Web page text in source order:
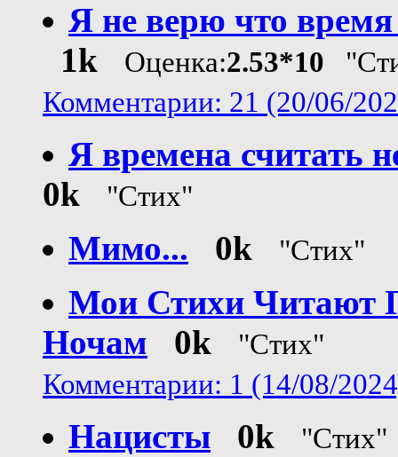
Я не верю что время
1k
Оценка:2.53*10
Комментарии: 21 (20/06/
Я времена считать
0k
"Стих"
Мимо... 0k "Стих"
Мои Стихи Читают
Ночам
0k
"Стих"
Комментарии: 1 (14/08/
Нацисты 0k
"Стих"